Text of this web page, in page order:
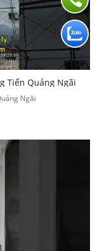
Tiến Quảng Ngãi
Ngãi